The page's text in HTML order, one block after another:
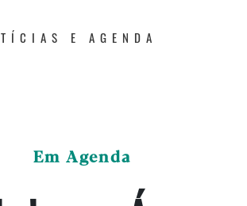
E AGENDA
Em Agenda